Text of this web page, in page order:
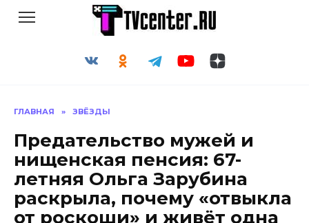
ГЛАВНАЯ » ЗВЁЗДЫ
Предательство мужей и
нищенская пенсия: 67-
летняя Ольга Зарубина
раскрыла, почему «отвыкла
от роскоши» и живёт одна